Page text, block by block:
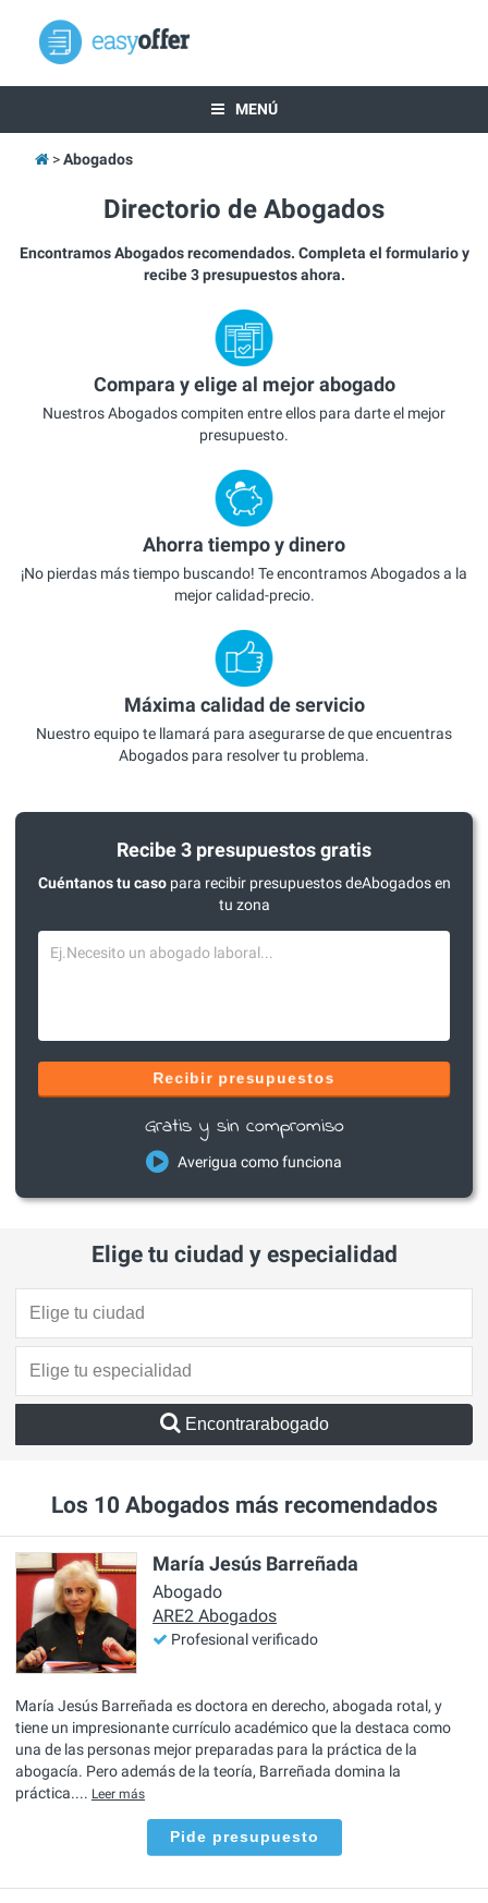
MENÚ
Abogados
Directorio de Abogados
Encontramos Abogados recomendados. Completa el formulario y
recibe 3 presupuestos ahora.
Compara y elige al mejor abogado
Nuestros Abogados compiten entre ellos para darte el mejor
presupuesto.
Ahorra tiempo y dinero
¡No pierdas más tiempo buscando! Te encontramos Abogados a la
mejor calidad-precio.
Máxima calidad de servicio
Nuestro equipo te llamará para asegurarse de que encuentras
Abogados para resolver tu problema.
Recibe 3 presupuestos gratis
Cuéntanos tu casopara recibir presupuestos deAbogados en
tu zona
Recibir presupuestos
Gratis y sin compromiso
Averigua como funciona
Elige tu ciudad y especialidad
Encontrarabogado
Los 10 Abogados más recomendados
María Jesús Barreñada
Abogado
ARE2 Abogados
Profesional verificado
María Jesús Barreñada es doctora en derecho, abogada rotal, y
tiene un impresionante currículo académico que la destaca como
una de las personas mejor preparadas para la práctica de la
abogacía. Pero además de la teoría, Barreñada domina la
práctica.... Leer más
Pide presupuesto